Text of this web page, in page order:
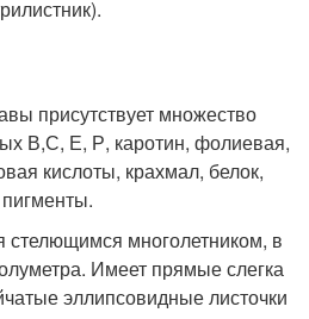
присутствует множество
В,С, Е, Р, каротин, фолиевая,
кислоты, крахмал, белок,
стелющимся многолетником, в
Имеет прямые слегка
эллипсовидные листочки